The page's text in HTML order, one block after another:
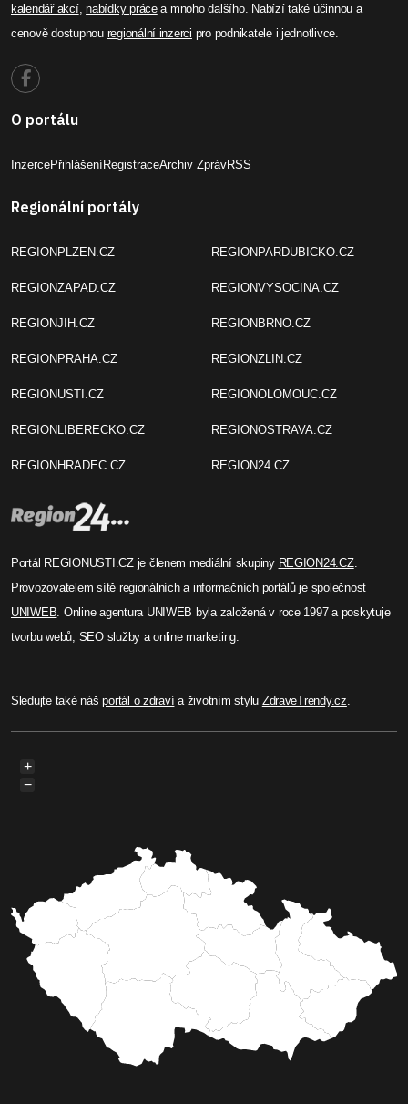
kalendář akcí,nabídky prácea mnoho dalšího. Nabízí také účinnou a
cenově dostupnou regionální inzerci pro podnikatele i jednotlivce.
O portálu
InzercePřihlášeníRegistraceArchiv ZprávRSS
Regionální portály
REGIONPLZEN.CZ
REGIONZAPAD.CZ
REGIONJIH.CZ
REGIONPRAHA.CZ
REGIONUSTI.CZ
REGIONLIBERECKO.CZ
REGIONHRADEC.CZ
REGIONPARDUBICKO.CZ
REGIONVYSOCINA.CZ
REGIONBRNO.CZ
REGIONZLIN.CZ
REGIONOLOMOUC.CZ
REGIONOSTRAVA.CZ
REGION24.CZ
Portál REGIONUSTI.CZ je členem mediální skupiny REGION24.CZ.
Provozovatelem sítě regionálních a informačních portálů je společnost
UNIWEB . Online agentura UNIWEB byla založená v roce 1997 a poskytuje
tvorbu webů, SEO služby a online marketing.
Sledujte také nášportál o zdravía životním stylu ZdraveTrendy.cz
+
−